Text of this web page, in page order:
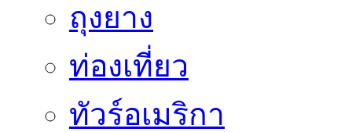
ถุงยาง
ท่องเที่ยว
ทัวร์อเมริกา